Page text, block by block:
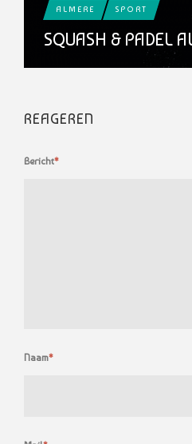
ALMERE SPORT
SQUASH & PADEL
REAGEREN
Bericht*
Naam*